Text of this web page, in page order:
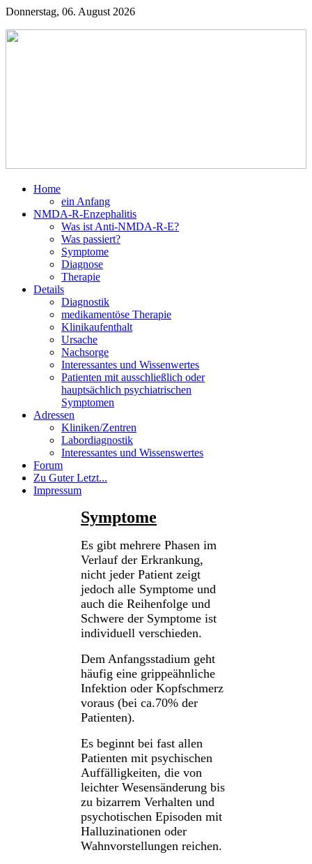
Donnerstag, 06. August 2026
Home
ein Anfang
NMDA-R-Enzephalitis
Was ist Anti-NMDA-R-E?
Was passiert?
Symptome
Diagnose
Therapie
Details
Diagnostik
medikamentöse Therapie
Klinikaufenthalt
Ursache
Nachsorge
Interessantes und Wissenwertes
Patienten mit ausschließlich oder
hauptsächlich psychiatrischen
Symptomen
Adressen
Kliniken/Zentren
Labordiagnostik
Interessantes und Wissenswertes
Forum
Zu Guter Letzt...
Impressum
Symptome
Es gibt mehrere Phasen im
Verlauf der Erkrankung,
nicht jeder Patient zeigt
jedoch alle Symptome und
auch die Reihenfolge und
Schwere der Symptome ist
individuell verschieden.
Dem Anfangsstadium geht
häufig eine grippeähnliche
Infektion oder Kopfschmerz
voraus (bei ca.70% der
Patienten).
Es beginnt bei fast allen
Patienten mit psychischen
Auffälligkeiten, die von
leichter Wesensänderung bis
zu bizarrem Verhalten und
psychotischen Episoden mit
Halluzinationen oder
Wahnvorstellungen reichen.